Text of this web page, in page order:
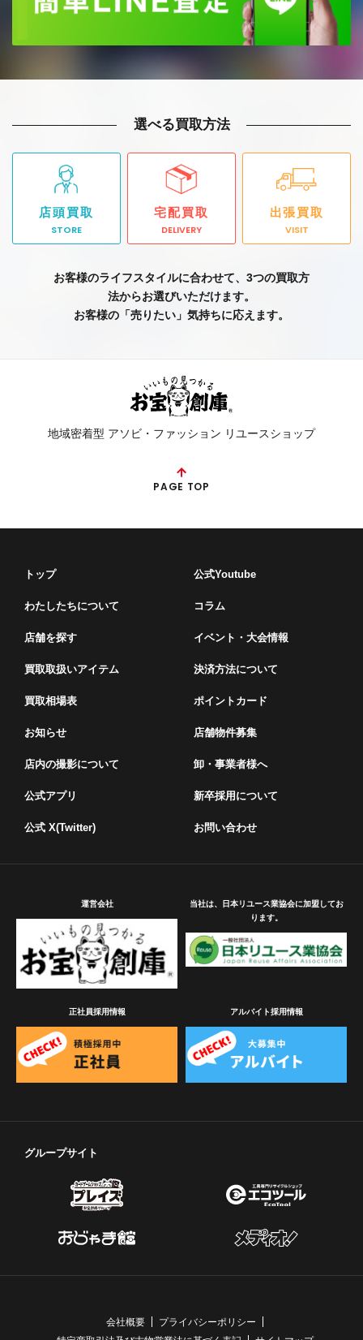
選べる買取方法
店頭買取
STORE
宅配買取
DELIVERY
出張買取
VISIT
お客様のライフスタイルに合わせて、3つの買取方
法からお選びいただけます。
お客様の「売りたい」気持ちに応えます。
地域密着型 アソビ・ファッション リユースショップ
PAGE TOP
トップ
わたしたちについて
店舗を探す
買取取扱いアイテム
買取相場表
お知らせ
店内の撮影について
公式アプリ
公式 X(Twitter)
公式Youtube
コラム
イベント・⼤会情報
決済方法について
ポイントカード
店舗物件募集
卸・事業者様へ
新卒採用について
お問い合わせ
運営会社
当社は、日本リユース業協会に加盟してお
ります。
正社員採用情報 アルバイト採用情報
グループサイト
会社概要
プライバシーポリシー